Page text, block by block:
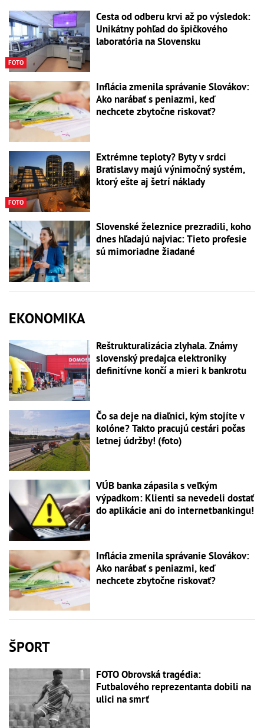
FOTO
Cesta od odberu krvi až po výsledok:
Unikátny pohľad do špičkového
laboratória na Slovensku
Inflácia zmenila správanie Slovákov:
Ako narábať s peniazmi, keď
nechcete zbytočne riskovať?
FOTO
Extrémne teploty? Byty v srdci
Bratislavy majú výnimočný systém,
ktorý ešte aj šetrí náklady
Slovenské železnice prezradili, koho
dnes hľadajú najviac: Tieto profesie
sú mimoriadne žiadané
EKONOMIKA
Reštrukturalizácia zlyhala. Známy
slovenský predajca elektroniky
definitívne končí a mieri k bankrotu
Čo sa deje na diaľnici, kým stojíte v
kolóne? Takto pracujú cestári počas
letnej údržby! (foto)
VÚB banka zápasila s veľkým
výpadkom: Klienti sa nevedeli dostať
do aplikácie ani do internetbankingu!
Inflácia zmenila správanie Slovákov:
Ako narábať s peniazmi, keď
nechcete zbytočne riskovať?
ŠPORT
FOTO Obrovská tragédia:
Futbalového reprezentanta dobili na
ulici na smrť